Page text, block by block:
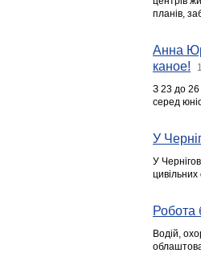
планів,
Анна
каное!
З 23 до 26
серед
У
У
цивільних
Робота
Водій,